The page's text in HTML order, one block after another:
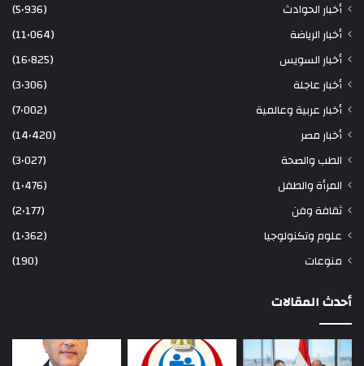
أخبار الحوادث
(5٬936)
أخبار الرياضة
(11٬064)
أخبار السويس
(16٬825)
أخبار عاجلة
(3٬306)
أخبار عربية وعالمية
(7٬002)
أخبار مصر
(14٬420)
الطب والصحة
(3٬027)
المرأة والطفل
(1٬476)
ثقافة وفن
(2٬177)
علوم وتكنولوجيا
(1٬362)
منوعات
(190)
أحدث المقالات